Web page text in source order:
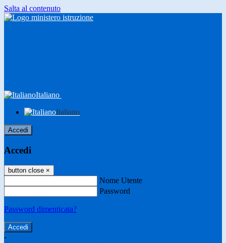
Salta al contenuto
Italiano
Italiano
Accedi
Accedi
button close ×
Nome Utente
Password
Password dimenticata?
-